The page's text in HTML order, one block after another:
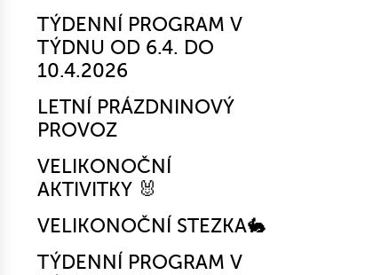
TÝDENNÍ PROGRAM V
TÝDNU OD 6.4. DO
10.4.2026
LETNÍ PRÁZDNINOVÝ
PROVOZ
VELIKONOČNÍ
AKTIVITKY 🐰
VELIKONOČNÍ STEZKA🐇
TÝDENNÍ PROGRAM V